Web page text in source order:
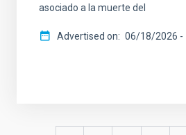
asociado a la muerte del
Advertised on 06/18/2026 -